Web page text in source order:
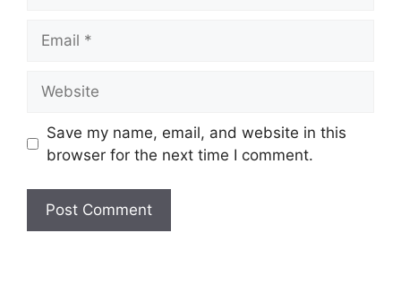
Save my name, email, and website in this
browser for the next time I comment.